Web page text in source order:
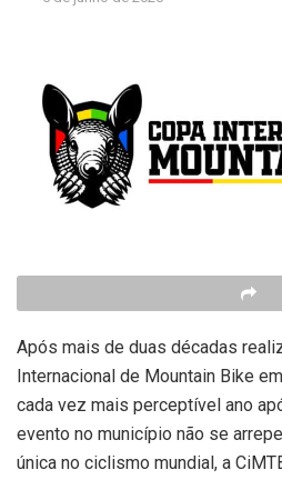
Após mais de duas décadas
Internacional de Mountain Bike
cada vez mais perceptível ano
evento no município não se
única no ciclismo mundial, a